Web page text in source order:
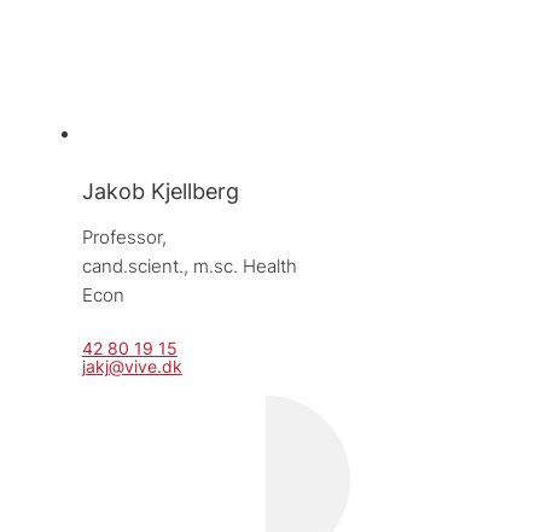
Jakob Kjellberg
Professor,
cand.scient., m.sc. Health
Econ
42 80 19 15
jakj@vive.dk